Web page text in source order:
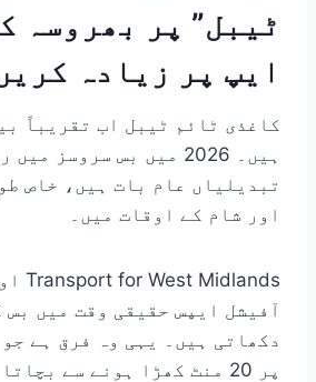
ٹیبل” پر بھروسہ
ایپ پر زیادہ
کاغذی ٹائم ٹیبل اب تقریباً
ہیں۔ 2026 میں بس سروسز
تبدیلیاں عام بات ہیں، خاص
اور شام کے اوقات میں۔
آفیشل ایپس حقیقی وقت میں بس
دکھاتی ہیں۔ یہی وہ فرق ہے
پر 20 منٹ کھڑا ہونے سے بچاتا ہے۔